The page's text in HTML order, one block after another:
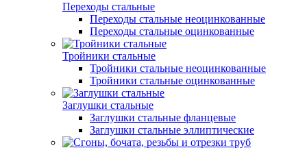
Переходы стальные
Переходы стальные неоцинкованные
Переходы стальные оцинкованные
Тройники стальные
Тройники стальные неоцинкованные
Тройники стальные оцинкованные
Заглушки стальные
Заглушки стальные фланцевые
Заглушки стальные эллиптические